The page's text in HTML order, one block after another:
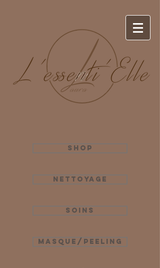
Shop
Nettoyage
Soins
Masque/Peeling